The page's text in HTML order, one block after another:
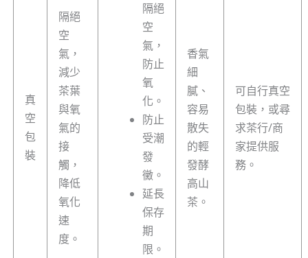
真
空
包
裝
隔絕
空
氣，
減少
茶葉
與氧
氣的
接
觸，
降低
氧化
速
度。
隔絕
空
氣，
防止
氧
化。
防止
受潮
發
黴。
延長
保存
期
限。
香氣
細
膩、
容易
散失
的輕
發酵
高山
茶。
可自行真空
包裝，或尋
求茶行/商
家提供服
務。